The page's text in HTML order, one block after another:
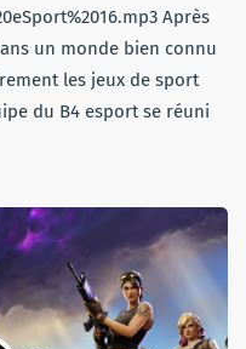
Après
un monde bien connu
les jeux de sport
du B4 esport se réuni